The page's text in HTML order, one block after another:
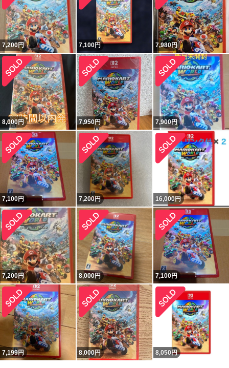
7,200円 7,100円 7,980円
8,000円 7,950円 7,900円
7,100円 7,200円 16,000円
7,200円 8,000円 7,100円
7,199円 8,000円 8,050円